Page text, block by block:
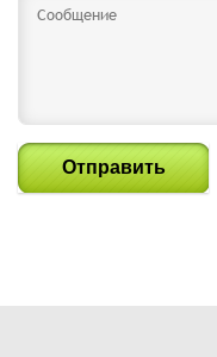
Отправить